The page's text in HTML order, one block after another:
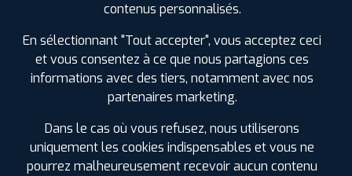
248 €
FAIRE INSTALLER CE
PNEU
HANKOOK
285/45 R 20 112H
CODE EAN : 8808563571034
Été
contenus personnalisés.
En sélectionnant "Tout accepter", vous acceptez ceci
et vous consentez à ce que nous partagions ces
informations avec des tiers, notamment avec nos
partenaires marketing.
Dans le cas où vous refusez, nous utiliserons
uniquement les cookies indispensables et vous ne
pourrez malheureusement recevoir aucun contenu